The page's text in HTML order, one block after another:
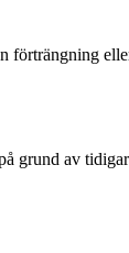
av